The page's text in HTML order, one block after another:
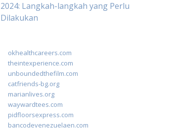
2024: Langkah-langkah yang Perlu
Dilakukan
okhealthcareers.com
theintexperience.com
unboundedthefilm.com
catfriends-bg.org
marianlives.org
waywardtees.com
pidfloorsexpress.com
bancodevenezuelaen.com